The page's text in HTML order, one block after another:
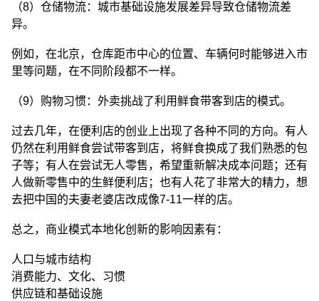
（8）仓储物流：城市基础设施发展差异导致仓储物流差
异。
例如，在北京，仓库距市中心的位置、车辆何时能够进入市
里等问题，在不同阶段都不一样。
（9）购物习惯：外卖挑战了利用鲜食带客到店的模式。
过去几年，在便利店的创业上出现了各种不同的方向。有人
仍然在利用鲜食尝试带客到店，将鲜食换成了我们熟悉的包
子等；有人在尝试无人零售，希望重新解决成本问题；还有
人做新零售中的生鲜便利店；也有人花了非常大的精力，想
去把中国的夫妻老婆店改成像7-11一样的店。
总之，商业模式本地化创新的影响因素有：
人口与城市结构
消费能力、文化、习惯
供应链和基础设施